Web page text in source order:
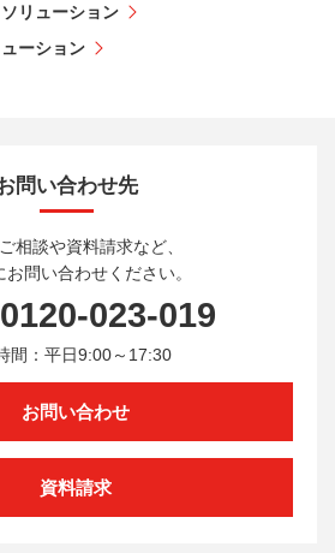
リューション
ーション
問い合わせ先
相談や資料請求など、
お問い合わせください。
0120-023-019
間：平日9:00～17:30
お問い合わせ
資料請求